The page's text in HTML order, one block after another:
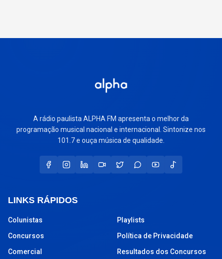
A rádio paulista ALPHA FM apresenta o melhor da
programação musical nacional e internacional. Sintonize nos
101.7 e ouça música de qualidade.
LINKS RÁPIDOS
Colunistas
Concursos
Comercial
Playlists
Política de Privacidade
Resultados dos Concursos